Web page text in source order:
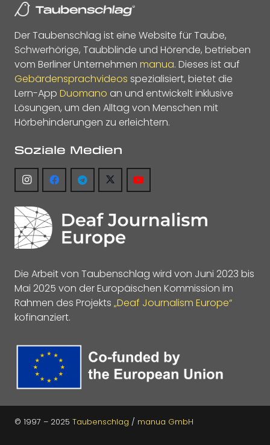
Der Taubenschlag ist eine Website für Taube,
Schwerhörige, Taubblinde und Hörende, betrieben
vom Berliner Unternehmen manua. Dieses ist auf
Gebärdensprachvideos spezialisiert, bietet die
Lern-App Duomano an und entwickelt inklusive
Lösungen, um den Alltag von Menschen mit
Hörbehinderungen zu erleichtern.
Soziale Medien
Die Arbeit von Taubenschlag wird von Juni 2023 bis
Mai 2025 von der Europäischen Kommission im
Rahmen des Projekts „Deaf Journalism Europe“
kofinanziert.
© 1997 – 2025 Taubenschlag / manua GmbH